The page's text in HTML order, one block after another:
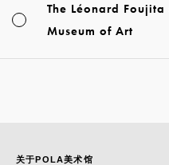
The Léonard
Museum of Art
关于POLA美术馆